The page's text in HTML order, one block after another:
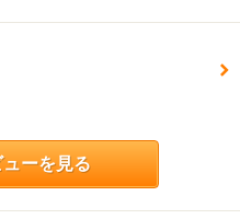
ーを見る